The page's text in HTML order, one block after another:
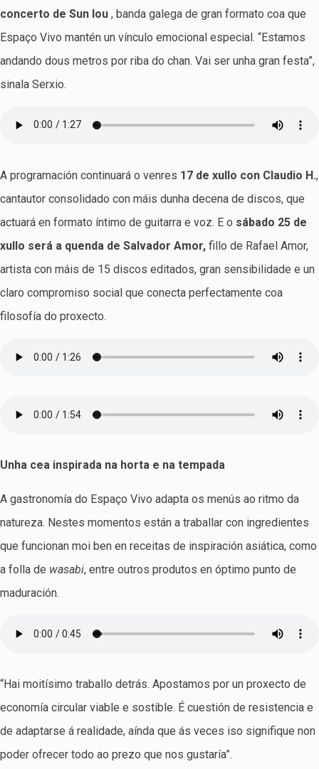
concerto de Sun Iou , banda galega de gran formato coa que
Espaço Vivo mantén un vínculo emocional especial. “Estamos
andando dous metros por riba do chan. Vai ser unha gran festa”,
sinala Serxio.
A programación continuará o venres 17 de xullo con Claudio H.,
cantautor consolidado con máis dunha decena de discos, que
actuará en formato íntimo de guitarra e voz. E o sábado 25 de
xullo será a quenda de Salvador Amor, fillo de Rafael Amor,
artista con máis de 15 discos editados, gran sensibilidade e un
claro compromiso social que conecta perfectamente coa
filosofía do proxecto.
Unha cea inspirada na horta e na tempada
A gastronomía do Espaço Vivo adapta os menús ao ritmo da
natureza. Nestes momentos están a traballar con ingredientes
que funcionan moi ben en receitas de inspiración asiática, como
a folla de wasabi, entre outros produtos en óptimo punto de
maduración.
“Hai moitísimo traballo detrás. Apostamos por un proxecto de
economía circular viable e sostible. É cuestión de resistencia e
de adaptarse á realidade, aínda que ás veces iso signifique non
poder ofrecer todo ao prezo que nos gustaría”.